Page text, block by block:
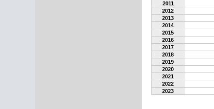
2011
2012
2013
2014
2015
2016
2017
2018
2019
2020
2021
2022
2023